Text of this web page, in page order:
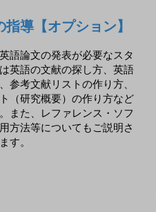
導【オプション】
語論文の発表が必要なスタ
英語の文献の探し方、英語
参考文献リストの作り方、
（研究概要）の作り方など
また、レファレンス・ソフ
方法等についてもご説明さ
す。